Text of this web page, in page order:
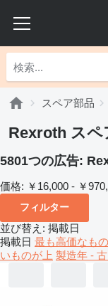
スペア部品
Rexroth スペ
5801つの広告:
価格: ￥16,000 - ￥
フィルター
並び替え : 掲載日
掲載日 最も高価なも
いものが上 製造年 -